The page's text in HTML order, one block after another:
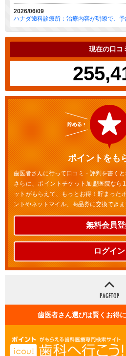
2026/06/09
ハナダ歯科診療所：治療内容が明瞭で、予
現在の口コ
ポイントをも
歯医者さんに行って口コミ・評判を書く
さらに、ポイントチケット加盟医院なら
ットがもらえて、もっとお得！貯まった
ントやネットマイル、商品券に交換でき
無料会員
ログイン
歯医者さん選びは賢くお得